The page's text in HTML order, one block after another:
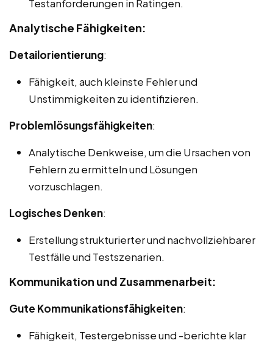
Testanforderungen in Ratingen.
Analytische Fähigkeiten:
Detailorientierung:
Fähigkeit, auch kleinste Fehler und
Unstimmigkeiten zu identifizieren.
Problemlösungsfähigkeiten:
Analytische Denkweise, um die Ursachen von
Fehlern zu ermitteln und Lösungen
vorzuschlagen.
Logisches Denken:
Erstellung strukturierter und nachvollziehbarer
Testfälle und Testszenarien.
Kommunikation und Zusammenarbeit:
Gute Kommunikationsfähigkeiten:
Fähigkeit, Testergebnisse und -berichte klar